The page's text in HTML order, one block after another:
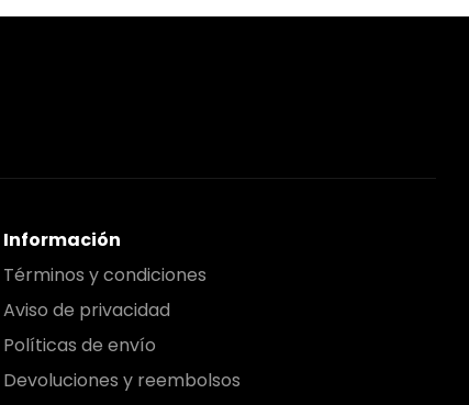
Información
Términos y condiciones
Aviso de privacidad
Políticas de envío
Devoluciones y reembolsos